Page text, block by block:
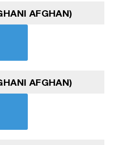
AFGHAN)
AFGHAN)